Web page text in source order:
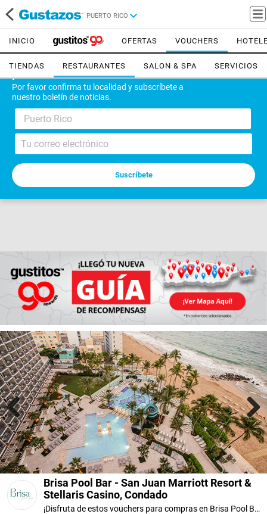
PUERTO RICO
¡Bienvenido!
Por favor confirma tu localidad y subscríbete a
nuestro boletín de noticias.
Puerto Rico
INICIO OFERTAS VOUCHERS
TIENDAS RESTAURANTES SALON & SPA SERVICIOS
Previous Next
Brisa Pool Bar - San Juan Marriott Resort &
Stellaris Casino, Condado
¡Disfruta de estos vouchers para compras en Brisa Pool Bar!